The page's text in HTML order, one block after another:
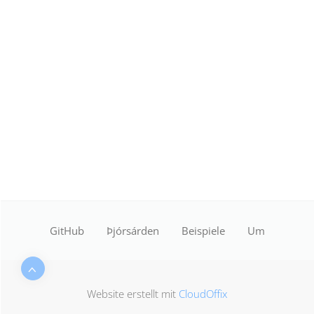
GitHub Þjórsárden Beispiele Um
Website erstellt mit CloudOffix